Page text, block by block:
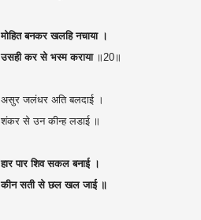
मोहित बनकर खलहि नचाया ।
उसही कर से भस्म कराया॥20॥
असुर जलंधर अति बलदाई ।
शंकर से उन कीन्ह लडाई ॥
हार पार शिव सकल बनाई ।
कीन सती से छल खल जाई ॥